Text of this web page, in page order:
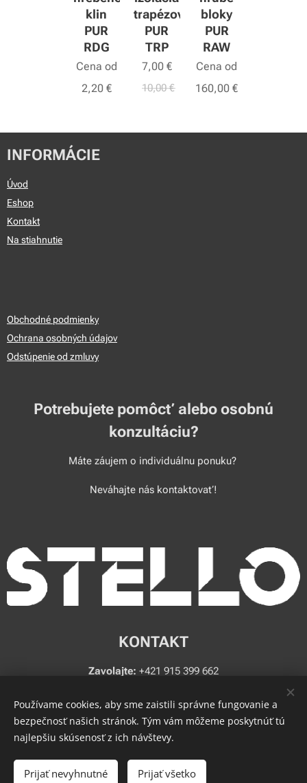
klin
PUR
RDG
Cena od
2,20€
trapézov
PUR
TRP
7,00€
10,00€
bloky
PUR
RAW
Cena od
160,00 €
INFORMÁCIE
Úvod
Eshop
Kontakt
Na stiahnutie
Obchodné podmienky
Ochrana osobných údajov
Odstúpenie od zmluvy
Potrebujete pomôcť alebo osobnú
konzultáciu?
Máte záujem o individuálnu ponuku?
Neváhajte nás kontaktovať!
KONTAKT
Zavolajte: +421 915 399 662
© 2009 - 2025 STELLO s.r.o.
Používame cookies, aby sme zaistili správne fungovanie a
bezpečnosť našich stránok. Tým vám môžeme poskytnúť tú
najlepšiu skúsenosť z ich návštevy.
Prijať nevyhnutné Prijať všetko